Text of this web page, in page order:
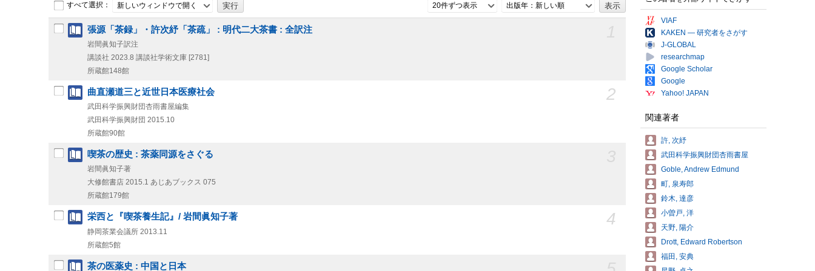
すべて選択： 新しいウィンドウで開く 20件ずつ表示 出版年：新しい順
張源「茶録」・許次紓「茶疏」 : 明代二大茶書 : 全訳注
岩間眞知子訳注
講談社 2023.8 講談社学術文庫 [2781]
所蔵館148館
2
曲直瀬道三と近世日本医療社会
武田科学振興財団杏雨書屋編集
武田科学振興財団 2015.10
所蔵館90館
喫茶の歴史 : 茶薬同源をさぐる
岩間眞知子著
大修館書店 2015.1 あじあブックス 075
所蔵館179館
4
栄西と『喫茶養生記』/ 岩間眞知子著
静岡茶業会議所 2013.11
所蔵館5館
茶の医薬史 : 中国と日本
VIAF
KAKEN — 研究者をさがす
J-GLOBAL
researchmap
Google Scholar
Google
Yahoo! JAPAN
関連著者
許, 次紓
武田科学振興財団杏雨書屋
Goble, Andrew Edmund
町, 泉寿郎
鈴木, 達彦
小曽戸, 洋
天野, 陽介
Drott, Edward Robertson
福田, 安典